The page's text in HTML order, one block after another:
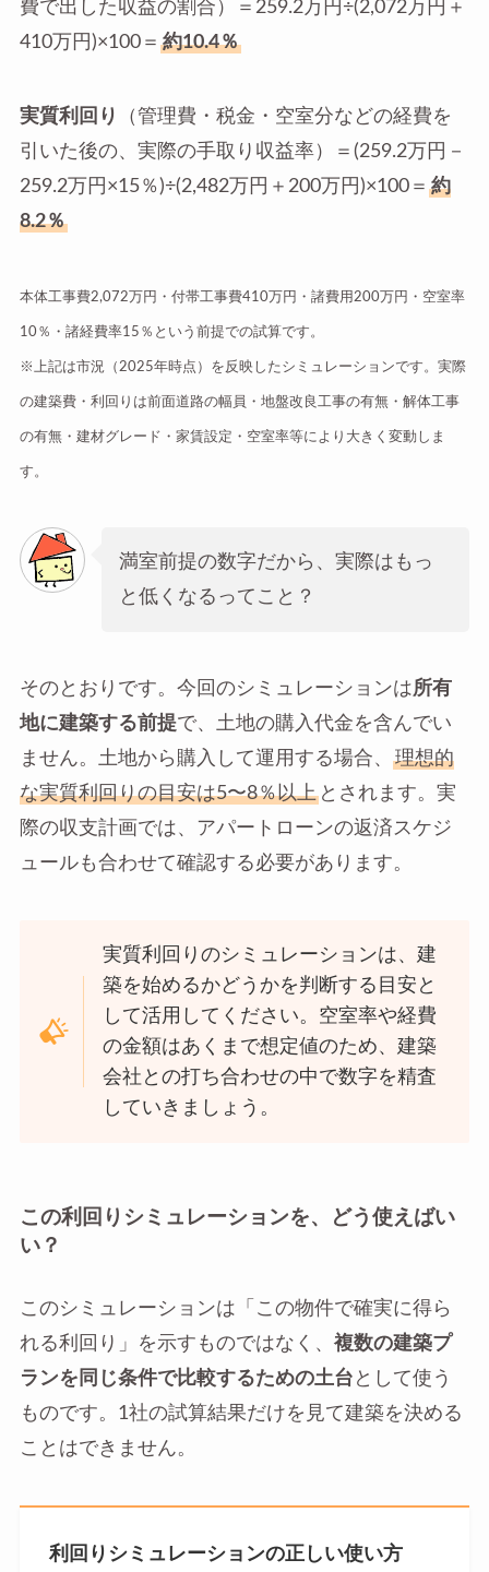
費で出した収益の割合）＝259.2万円÷(2,072万円＋
410万円)×100＝ 約10.4％
実質利回り
（管理費・税金・空室分などの経費を
引いた後の、実際の手取り収益率）＝(259.2万円－
259.2万円×15％)÷(2,482万円＋200万円)×100＝ 約
8.2％
本体工事費2,072万円・付帯工事費410万円・諸費用200万円・空室率
10％・諸経費率15％という前提での試算です。
※上記は市況（2025年時点）を反映したシミュレーションです。実際
の建築費・利回りは前面道路の幅員・地盤改良工事の有無・解体工事
の有無・建材グレード・家賃設定・空室率等により大きく変動しま
す。
満室前提の数字だから、実際はもっ
と低くなるってこと？
そのとおりです。今回のシミュレーションは所有
地に建築する前提で、土地の購入代金を含んでい
ません。土地から購入して運用する場合、
理想的
な実質利回りの目安は5〜8％以上とされます。実
際の収支計画では、アパートローンの返済スケジ
ュールも合わせて確認する必要があります。
実質利回りのシミュレーションは、建
築を始めるかどうかを判断する目安と
して活用してください。空室率や経費
の金額はあくまで想定値のため、建築
会社との打ち合わせの中で数字を精査
していきましょう。
この利回りシミュレーションを、どう使えばい
い？
このシミュレーションは「この物件で確実に得ら
れる利回り」を示すものではなく、 複数の建築プ
ランを同じ条件で比較するための土台 として使う
ものです。1社の試算結果だけを見て建築を決める
ことはできません。
利回りシミュレーションの正しい使い方